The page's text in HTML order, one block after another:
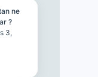
ne
?
3,